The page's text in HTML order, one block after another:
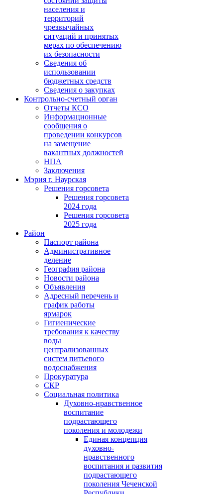
населения и
территорий
чрезвычайных
ситуаций и принятых
мерах по обеспечению
их безопасности
Сведения об
использовании
бюджетных средств
Сведения о закупках
Контрольно-счетный орган
Отчеты КСО
Информационные
сообщения о
проведении конкурсов
на замещение
вакантных должностей
НПА
Заключения
Мэрия г. Наурская
Решения горсовета
Решения горсовета
2024 года
Решения горсовета
2025 года
Район
Паспорт района
Административное
деление
География района
Новости района
Объявления
Адресный перечень и
график работы
ярмарок
Гигиенические
требования к качеству
воды
централизованных
систем питьевого
водоснабжения
Прокуратура
СКР
Социальная политика
Духовно-нравственное
воспитание
подрастающего
поколения и молодежи
Единая концепция
духовно-
нравственного
воспитания и развития
подрастающего
поколения Чеченской